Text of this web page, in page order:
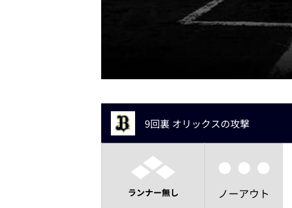
9回裏 オリックスの攻撃
ランナー無し ノーアウト